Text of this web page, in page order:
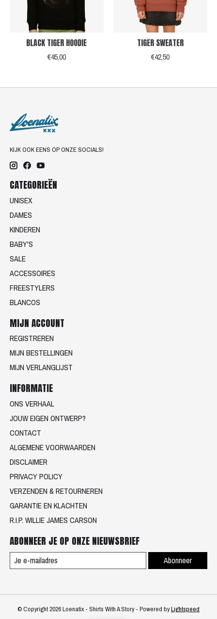
BLACK TIGER HOODIE
€45,00
TIGER SWEATER
€42,50
KIJK OOK EENS OP ONZE SOCIALS!
CATEGORIEËN
UNISEX
DAMES
KINDEREN
BABY'S
SALE
ACCESSOIRES
FREESTYLERS
BLANCOS
MIJN ACCOUNT
REGISTREREN
MIJN BESTELLINGEN
MIJN VERLANGLIJST
INFORMATIE
ONS VERHAAL
JOUW EIGEN ONTWERP?
CONTACT
ALGEMENE VOORWAARDEN
DISCLAIMER
PRIVACY POLICY
VERZENDEN & RETOURNEREN
GARANTIE EN KLACHTEN
R.I.P. WILLIE JAMES CARSON
ABONNEER JE OP ONZE NIEUWSBRIEF
Abonneer
© Copyright 2026 Loenatix - Shirts With A Story - Powered byLightspeed